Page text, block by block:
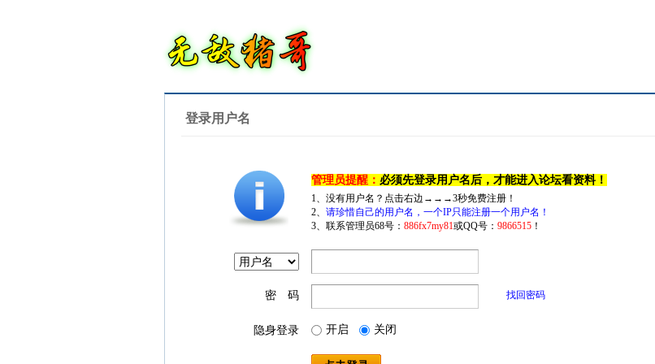
登录用户名
管理员提醒： 必须先登录用户名后，才能进入论坛看资料！
1、没有用户名？点击右边→→→3秒免费注册！
2、 请珍惜自己的用户名，一个IP只能注册一个用户名！
3、联系管理员68号： 886fx7my81或QQ号： 9866515！
密 码 找回密码
隐身登录 开启 关闭